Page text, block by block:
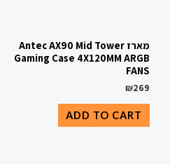
מארז Antec AX90 Mid Tower
Gaming Case 4X120MM ARGB
FANS
₪269
ADD TO CART